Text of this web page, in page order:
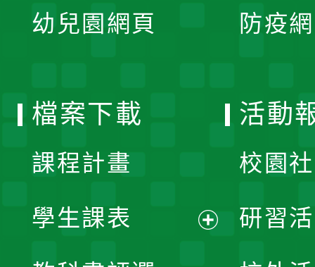
幼兒園網頁 防疫
檔案下載
課程計畫
學生課表
活動
校園
研習